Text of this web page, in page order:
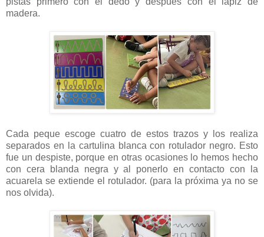
madera.
Cada peque escoge cuatro de estos trazos y los realiza
separados en la cartulina blanca con rotulador negro. Esto
fue un despiste, porque en otras ocasiones lo hemos hecho
con cera blanda negra y al ponerlo en contacto con la
acuarela se extiende el rotulador. (para la próxima ya no se
nos olvida).